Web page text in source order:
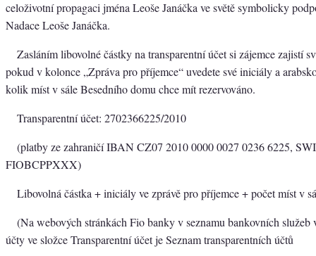
celoživotní propagaci jména Leoše Janáčka ve světě symbolicky
Nadace Leoše Janáčka.
Zasláním libovolné částky na transparentní účet si zájemce zajistí
pokud v kolonce „Zpráva pro příjemce“ uvedete své iniciály a
kolik míst v sále Besedního domu chce mít rezervováno.
Transparentní účet: 2702366225/2010
(platby ze zahraničí IBAN CZ07 2010 0000 0027 0236 6225,
FIOBCPPXXX)
Libovolná částka + iniciály ve zprávě pro příjemce + počet míst v
(Na webových stránkách Fio banky v seznamu bankovních
účty ve složce Transparentní účet je Seznam transparentních účtů